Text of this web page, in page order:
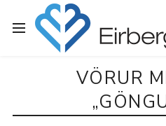
VÖRUR